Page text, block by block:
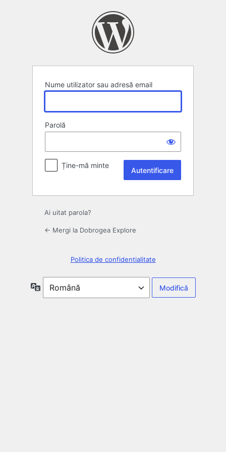
Nume utilizator sau adresă email
Parolă
Ține-mă minte
Ai uitat parola?
← Mergi la Dobrogea Explore
Politica de confidentialitate
Limbă